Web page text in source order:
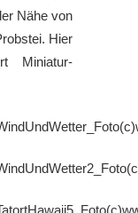
Nähe von
Hier
Miniatur-